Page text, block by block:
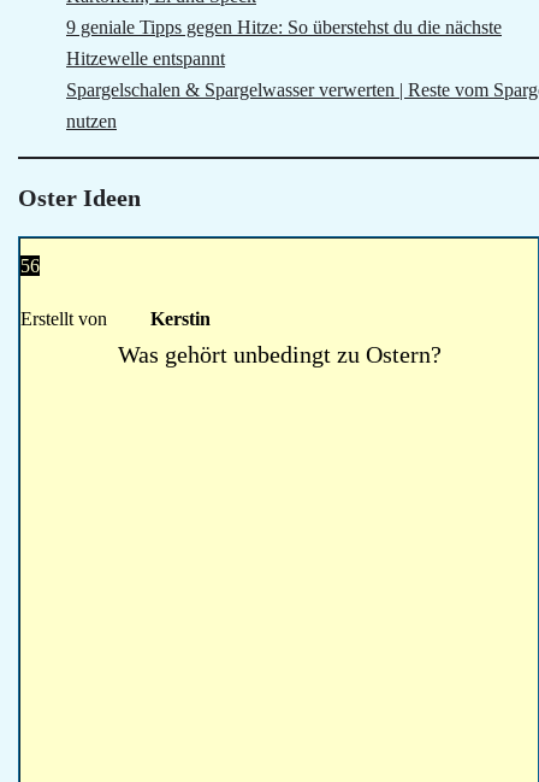
9 geniale Tipps gegen Hitze: So überstehst du die nächste
Hitzewelle entspannt
Spargelschalen & Spargelwasser verwerten | Reste vom
nutzen
Oster Ideen
56
Erstellt von Kerstin
Was gehört unbedingt zu Ostern?